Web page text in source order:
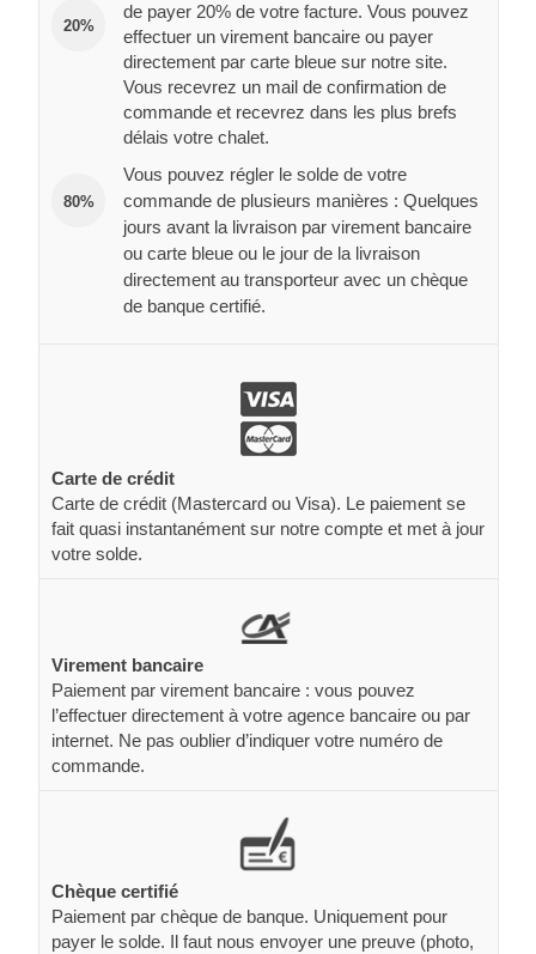
20%
de payer 20% de votre facture. Vous pouvez
effectuer un virement bancaire ou payer
directement par carte bleue sur notre site.
Vous recevrez un mail de confirmation de
commande et recevrez dans les plus brefs
délais votre chalet.
80%
Vous pouvez régler le solde de votre
commande de plusieurs manières : Quelques
jours avant la livraison par virement bancaire
ou carte bleue ou le jour de la livraison
directement au transporteur avec un chèque
de banque certifié.
Carte de crédit
Carte de crédit (Mastercard ou Visa). Le paiement se
fait quasi instantanément sur notre compte et met à jour
votre solde.
Virement bancaire
Paiement par virement bancaire : vous pouvez
l’effectuer directement à votre agence bancaire ou par
internet. Ne pas oublier d’indiquer votre numéro de
commande.
Chèque certifié
Paiement par chèque de banque. Uniquement pour
payer le solde. Il faut nous envoyer une preuve (photo,